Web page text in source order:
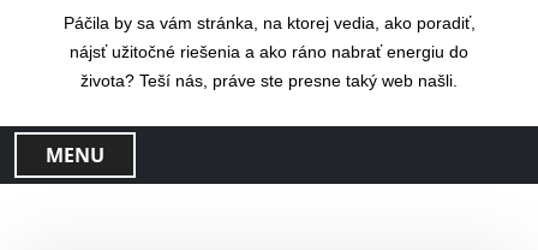
Páčila by sa vám stránka, na ktorej vedia, ako poradiť,
nájsť užitočné riešenia a ako ráno nabrať energiu do
života? Teší nás, práve ste presne taký web našli.
MENU